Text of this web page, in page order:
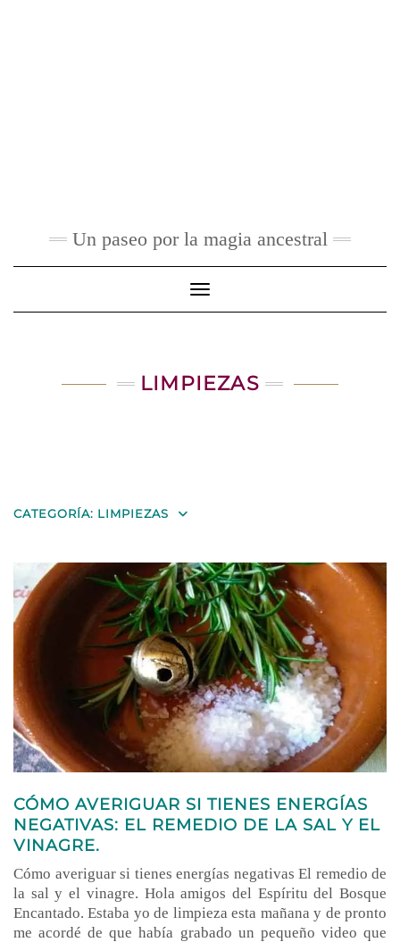
Un paseo por la magia ancestral
Toggle Navigation
LIMPIEZAS
CATEGORÍA: LIMPIEZAS
CÓMO AVERIGUAR SI TIENES ENERGÍAS
NEGATIVAS: EL REMEDIO DE LA SAL Y EL
VINAGRE.
Cómo averiguar si tienes energías negativas El remedio de
la sal y el vinagre. Hola amigos del Espíritu del Bosque
Encantado. Estaba yo de limpieza esta mañana y de pronto
me acordé de que había grabado un pequeño video que